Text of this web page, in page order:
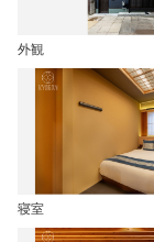
外観
寝室